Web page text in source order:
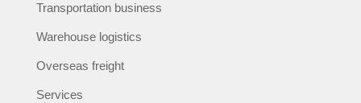
Transportation business
Warehouse logistics
Overseas freight
Services